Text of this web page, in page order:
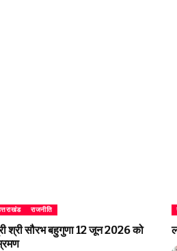
राजनीति
श्री सौरभ बहुगुणा 12 जून 2026 को